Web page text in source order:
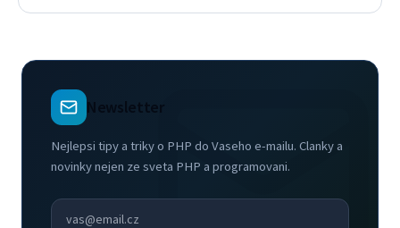
Newsletter
Nejlepsi tipy a triky o PHP do Vaseho e-mailu. Clanky a
novinky nejen ze sveta PHP a programovani.